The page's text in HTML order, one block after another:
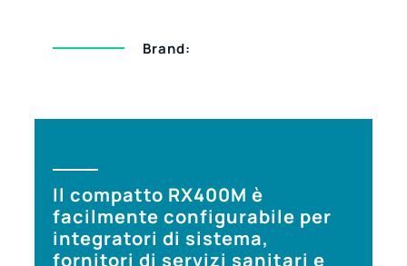
Brand:
Il compatto RX400M è
facilmente configurabile per
integratori di sistema,
fornitori di servizi sanitari e